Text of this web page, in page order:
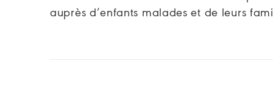
auprès d’enfants malades et de leurs